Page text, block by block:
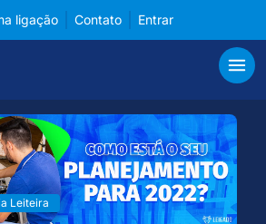
tecnologia em gerenciamento para
ligação Contato Entrar
Leiteira